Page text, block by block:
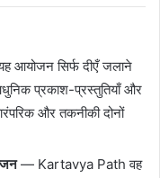
आयोजन सिर्फ दीएँ जलाने
प्रकाश-प्रस्तुतियाँ और
और तकनीकी दोनों
— Kartavya Path वह